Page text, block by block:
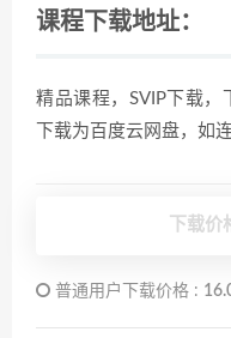
课程下载地址：
精品课程，SVIP下载
下载为百度云网盘，如
下载价
普通用户下载价格 :